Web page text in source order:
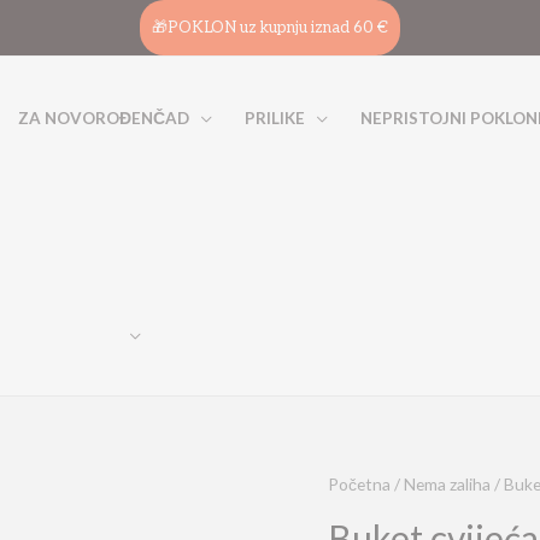
🎁POKLON uz kupnju iznad 60 €
ZA NOVOROĐENČAD PRILIKE NEPRISTOJNI
Početna / Nema zaliha /